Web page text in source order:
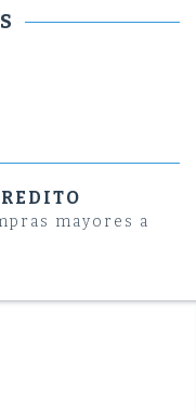
mayores a